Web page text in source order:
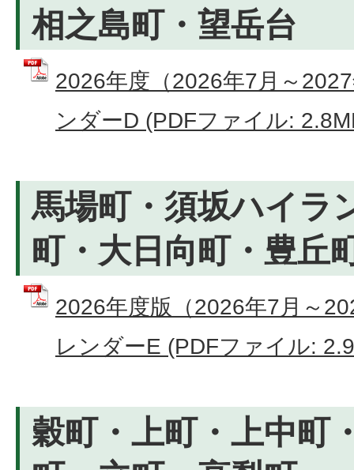
相之島町・望岳台
2026年度（2026年7月～
ンダーD (PDFファイル:
馬場町・須坂ハイラ
町・大日向町・豊丘
2026年度版（2026年7月～
レンダーE (PDFファイル:
穀町・上町・上中町